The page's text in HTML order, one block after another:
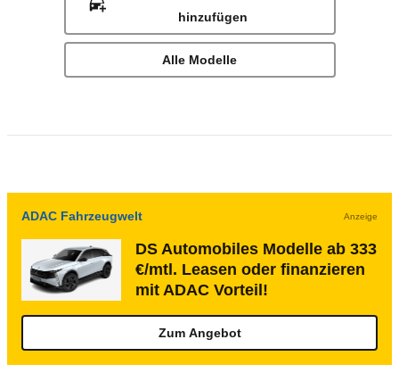
hinzufügen
Alle Modelle
ADAC Fahrzeugwelt Anzeige
DS Automobiles Modelle ab 333
€/mtl. Leasen oder finanzieren
mit ADAC Vorteil!
Zum Angebot